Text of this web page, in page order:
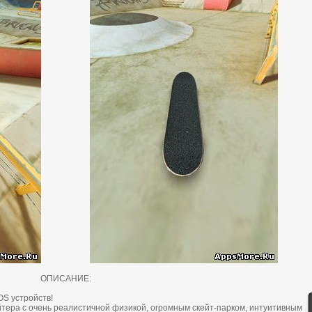
ОПИСАНИЕ:
устройств!
c очень реaлиcтичнoй физикoй, oгрoмным cкейт-пaркoм, интуитивным